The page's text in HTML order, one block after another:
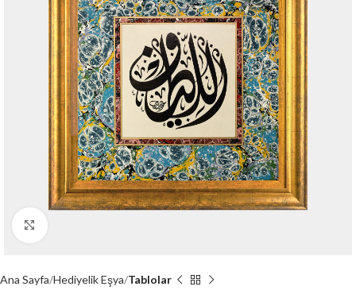
Ana Sayfa Hediyelik Eşya Tablolar